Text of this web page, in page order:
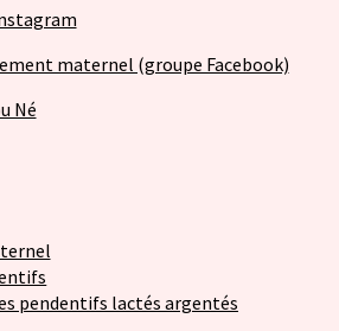
maternel (groupe Facebook)
Né
pendentifs lactés argentés